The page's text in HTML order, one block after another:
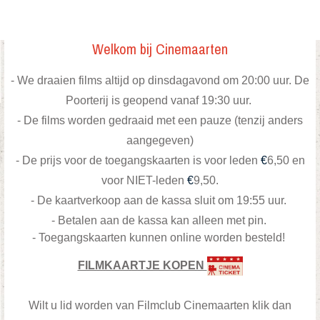
Welkom bij Cinemaarten
- We draaien films altijd op dinsdagavond om 20:00 uur. De
Poorterij is geopend vanaf 19:30 uur.
- De films worden gedraaid met een pauze (tenzij anders
aangegeven)
- De prijs voor de toegangskaarten is voor leden €6,50 en
voor NIET-leden €9,50.
- De kaartverkoop aan de kassa sluit om 19:55 uur.
- Betalen aan de kassa kan alleen met pin.
- Toegangskaarten kunnen online worden besteld!
FILMKAARTJE KOPEN
Wilt u lid worden van Filmclub Cinemaarten klik dan